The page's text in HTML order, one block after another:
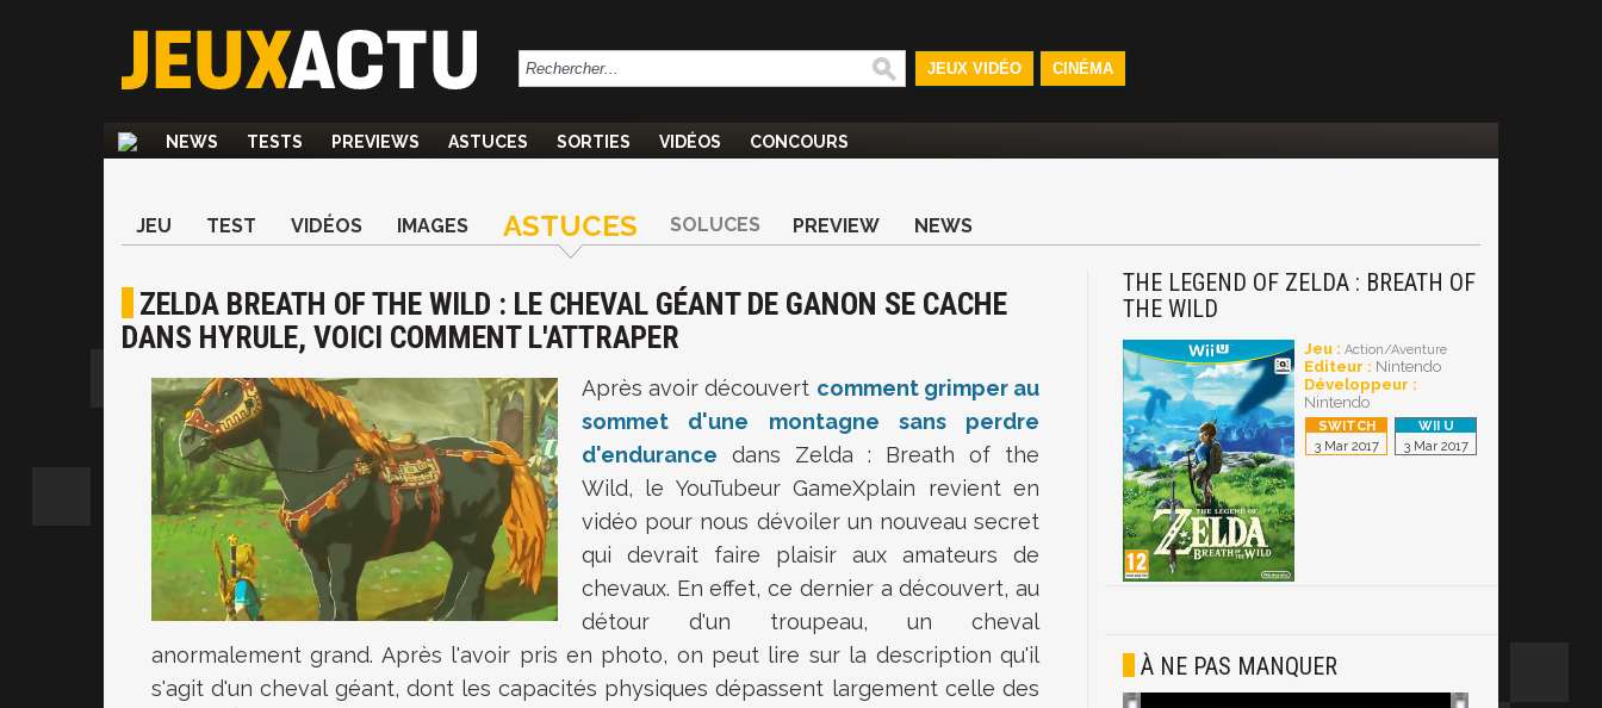
JEUX VIDÉO CINÉMA
NEWS TESTS PREVIEWS ASTUCES SORTIES VIDÉOS CONCOURS
JEU TEST VIDÉOS IMAGES ASTUCES SOLUCES PREVIEW NEWS
ZELDA BREATH OF THE WILD : LE CHEVAL GÉANT DE GANON SE CACHE
DANS HYRULE, VOICI COMMENT L'ATTRAPER
Après avoir découvert comment grimper au
sommet d'une montagne sans perdre
d'endurance dans Zelda : Breath of the
Wild, le YouTubeur GameXplain revient en
vidéo pour nous dévoiler un nouveau secret
qui devrait faire plaisir aux amateurs de
chevaux. En effet, ce dernier a découvert, au
détour d'un troupeau, un cheval
anormalement grand. Après l'avoir pris en photo, on peut lire sur la description qu'il
s'agit d'un cheval géant, dont les capacités physiques dépassent largement celle des
THE LEGEND OF ZELDA : BREATH OF
THE WILD
Jeu : Action/Aventure
Editeur : Nintendo
Développeur :
Nintendo
3 Mar 2017 3 Mar 2017
À NE PAS MANQUER